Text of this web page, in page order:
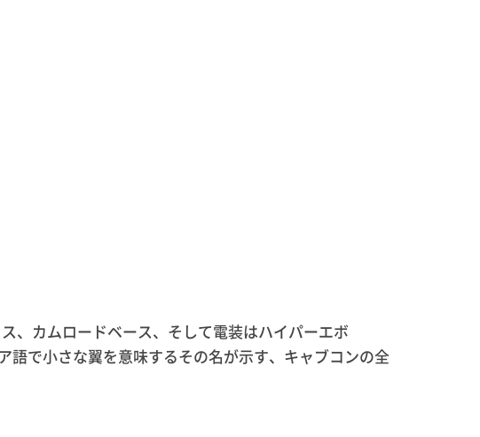
、カムロードベース、そして電装はハイパーエボ
で小さな翼を意味するその名が示す、キャブコンの全